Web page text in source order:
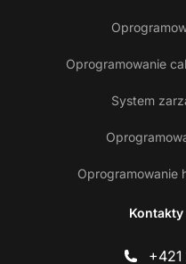
Oprogramowanie
System
Oprogramowanie